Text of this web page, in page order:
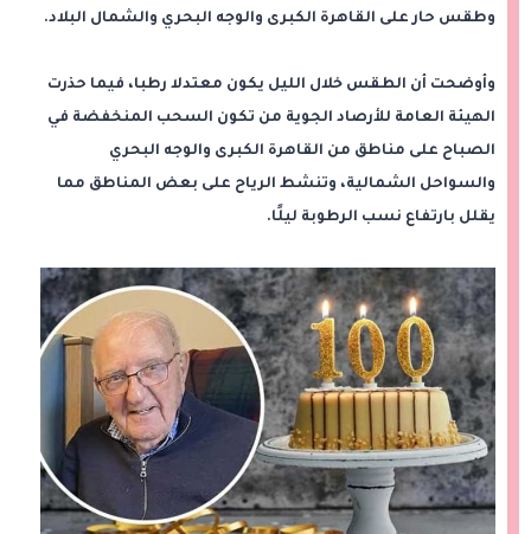
وطقس حار على القاهرة الكبرى والوجه البحري والشمال البلاد.
وأوضحت أن الطقس خلال الليل يكون معتدلا رطبا، فيما حذرت
الهيئة العامة للأرصاد الجوية من تكون السحب المنخفضة في
الصباح على مناطق من القاهرة الكبرى والوجه البحري
والسواحل الشمالية، وتنشط الرياح على بعض المناطق مما
يقلل بارتفاع نسب الرطوبة ليلًا.